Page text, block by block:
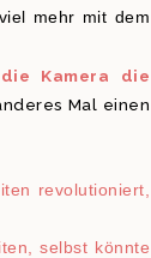
mehr mit dem
Kamera die
Mal einen
revolutioniert,
selbst könnte